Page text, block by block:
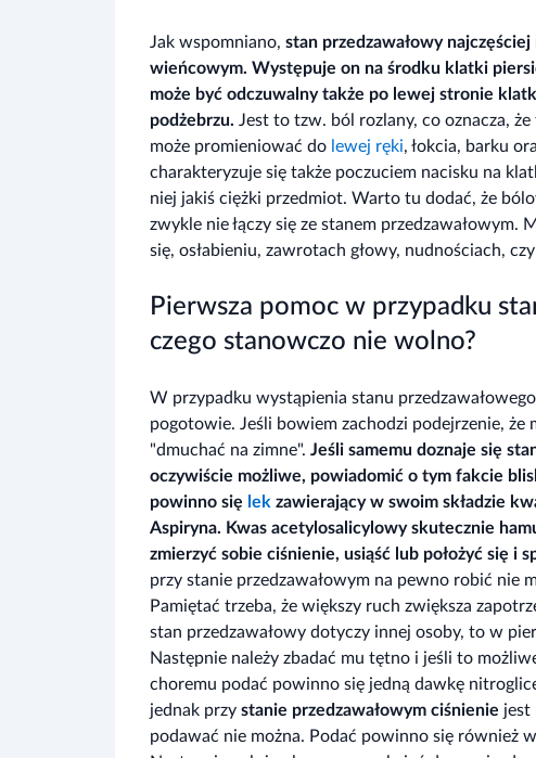
Jak wspomniano, stan przedzawałowy
wieńcowym. Występuje on na środku klatki
może być odczuwalny także po lewej stronie
podżebrzu. Jest to tzw. ból rozlany, co oznacza,
może promieniować do lewej ręki, łokcia, barku
charakteryzuje się także poczuciem nacisku na
niej jakiś ciężki przedmiot. Warto tu dodać, że
zwykle nie łączy się ze stanem
się, osłabieniu, zawrotach głowy, nudnościach,
Pierwsza pomoc w przypadku
czego stanowczo nie wolno?
W przypadku wystąpienia stanu
pogotowie. Jeśli bowiem zachodzi podejrzenie, że
"dmuchać na zimne". Jeśli samemu doznaje się
oczywiście możliwe, powiadomić o tym fakcie
powinno się lek zawierający w swoim składzie
Aspiryna. Kwas acetylosalicylowy skutecznie
zmierzyć sobie ciśnienie, usiąść lub położyć się i
przy stanie przedzawałowym na pewno robić nie
Pamiętać trzeba, że większy ruch zwiększa
stan przedzawałowy dotyczy innej osoby, to w
Następnie należy zbadać mu tętno i jeśli to
choremu podać powinno się jedną dawkę
jednak przy stanie przedzawałowym ciśnienie jest
podawać nie można. Podać powinno się również